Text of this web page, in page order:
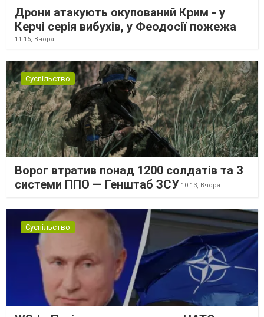
Дрони атакують окупований Крим - у
Керчі серія вибухів, у Феодосії пожежа
11:16, Вчора
Суспільство
Ворог втратив понад 1200 солдатів та 3
системи ППО — Генштаб ЗСУ 10:13, Вчора
Суспільство